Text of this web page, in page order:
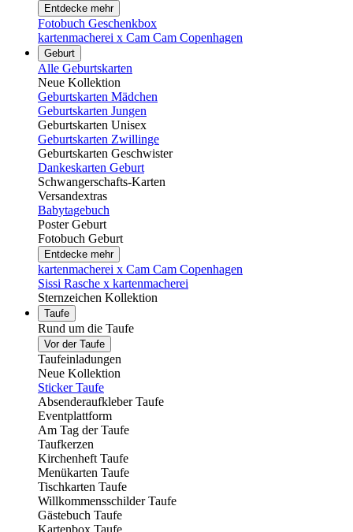
Entdecke mehr
Fotobuch Geschenkbox
kartenmacherei x Cam Cam Copenhagen
Geburt
Alle Geburtskarten
Neue Kollektion
Geburtskarten Mädchen
Geburtskarten Jungen
Geburtskarten Unisex
Geburtskarten Zwillinge
Geburtskarten Geschwister
Dankeskarten Geburt
Schwangerschafts-Karten
Versandextras
Babytagebuch
Poster Geburt
Fotobuch Geburt
Entdecke mehr
kartenmacherei x Cam Cam Copenhagen
Sissi Rasche x kartenmacherei
Sternzeichen Kollektion
Taufe
Rund um die Taufe
Vor der Taufe
Taufeinladungen
Neue Kollektion
Sticker Taufe
Absenderaufkleber Taufe
Eventplattform
Am Tag der Taufe
Taufkerzen
Kirchenheft Taufe
Menükarten Taufe
Tischkarten Taufe
Willkommensschilder Taufe
Gästebuch Taufe
Kartenbox Taufe